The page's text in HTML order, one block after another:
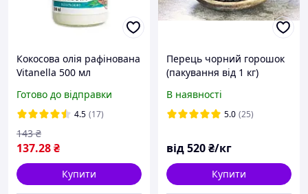
Кокосова олія рафінована
Vitanella 500 мл
Готово до відправки
4.5 (17)
137.28₴
143 ₴
Купити
Перець чорний горошок
(пакування від 1 кг)
В наявності
5.0 (25)
від520₴/кг
Купити